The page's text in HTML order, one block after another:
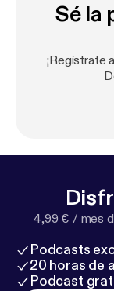
Sé la
¡Regístrate
4,99 € / mes
Podcasts
20 horas de
Podcast